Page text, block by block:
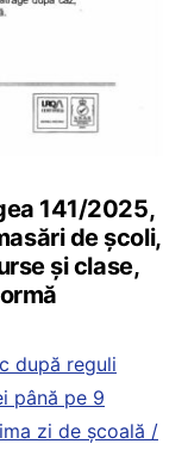
141/2025,
de școli,
și clase,
după reguli
până pe 9
zi de școală /